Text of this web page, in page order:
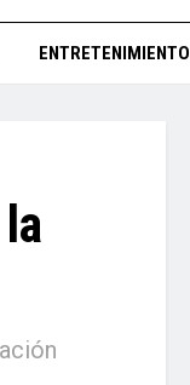
ENTRETENIMIENTO